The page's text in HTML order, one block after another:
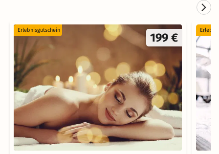
199 €
Erlebnisgutschein